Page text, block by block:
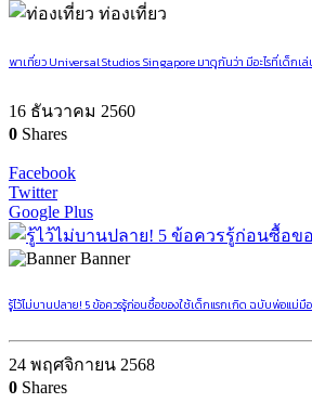
ท่องเที่ยว
พาเที่ยว Universal Studios Singapore มาดูกันว่า มีอะไรที่เด็กเล่
16 ธันวาคม 2560
0 Shares
Facebook
Twitter
Google Plus
Banner
รู้ไว้ไม่บานปลาย! 5 ข้อควรรู้ก่อนซื้อของใช้เด็กแรกเกิด ฉบับพ่อแม่มื
24 พฤศจิกายน 2568
0 Shares